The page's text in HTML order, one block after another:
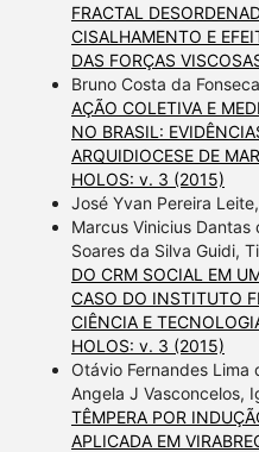
FRACTAL
CISALHAMENTO E
DAS FORÇAS
Bruno Costa da
AÇÃO COLETIVA E
NO BRASIL:
ARQUIDIOCESE DE
HOLOS: v. 3 (2015)
José Yvan Pereira Leite,
Marcus Vinicius Dantas
Soares da Silva Guidi,
DO CRM SOCIAL EM
CASO DO INSTITUTO
CIÊNCIA E
HOLOS: v. 3 (2015)
Otávio Fernandes Lima
Angela J Vasconcelos,
TÊMPERA POR
APLICADA EM